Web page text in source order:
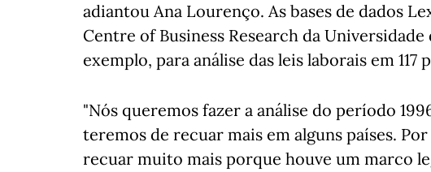
adiantou Ana Lourenço. As bases de dados
Centre of Business Research da
exemplo, para análise das leis laborais em 117
"Nós queremos fazer a análise do período
teremos de recuar mais em alguns países.
recuar muito mais porque houve um marco